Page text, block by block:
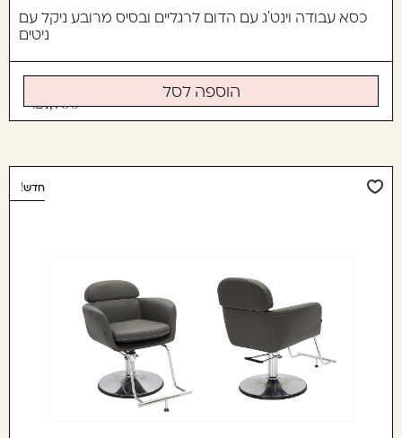
כסא עבודה וינט'ג עם הדום לרגליים ובסיס מרובע ניקל עם
ניטים
1,790
הוספה לסל
חדש!